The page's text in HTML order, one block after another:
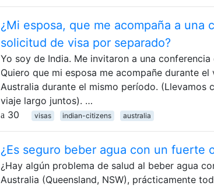
¿Mi esposa, que me acompaña a
solicitud de visa por separado?
Yo soy de India. Me invitaron a una
Quiero que mi esposa me acompañe durante
Australia durante el mismo período. (Llevamos
viaje largo juntos). …
30
visas indian-citizens australia
¿Es seguro beber agua con un fuerte
¿Hay algún problema de salud al beber agua
Australia (Queensland, NSW), prácticamente